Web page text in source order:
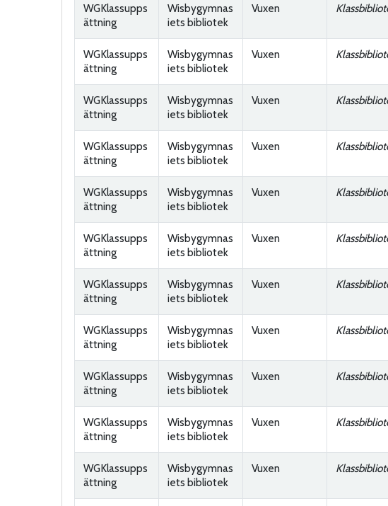
WGKlassupps
ättning
Wisbygymnas
iets bibliotek
Vuxen
WGKlassupps
ättning
Wisbygymnas
iets bibliotek
Vuxen
WGKlassupps
ättning
Wisbygymnas
iets bibliotek
Vuxen
WGKlassupps
ättning
Wisbygymnas
iets bibliotek
Vuxen
WGKlassupps
ättning
Wisbygymnas
iets bibliotek
Vuxen
WGKlassupps
ättning
Wisbygymnas
iets bibliotek
Vuxen
WGKlassupps
ättning
Wisbygymnas
iets bibliotek
Vuxen
WGKlassupps
ättning
Wisbygymnas
iets bibliotek
Vuxen
WGKlassupps
ättning
Wisbygymnas
iets bibliotek
Vuxen
WGKlassupps
ättning
Wisbygymnas
iets bibliotek
Vuxen
WGKlassupps
ättning
Wisbygymnas
iets bibliotek
Vuxen